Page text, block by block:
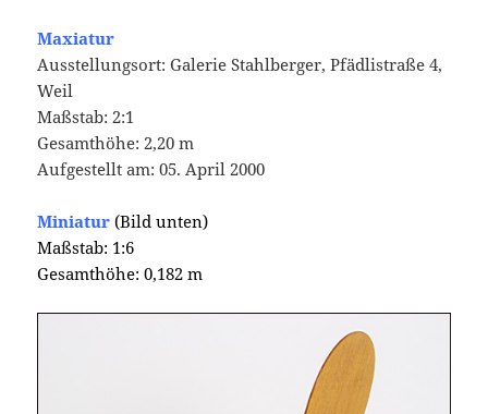
Maxiatur
Ausstellungsort: Galerie Stahlberger, Pfädlistraße 4,
Weil
Maßstab: 2:1
Gesamthöhe: 2,20 m
Aufgestellt am: 05. April 2000
Miniatur(Bild unten)
Maßstab: 1:6
Gesamthöhe: 0,182 m